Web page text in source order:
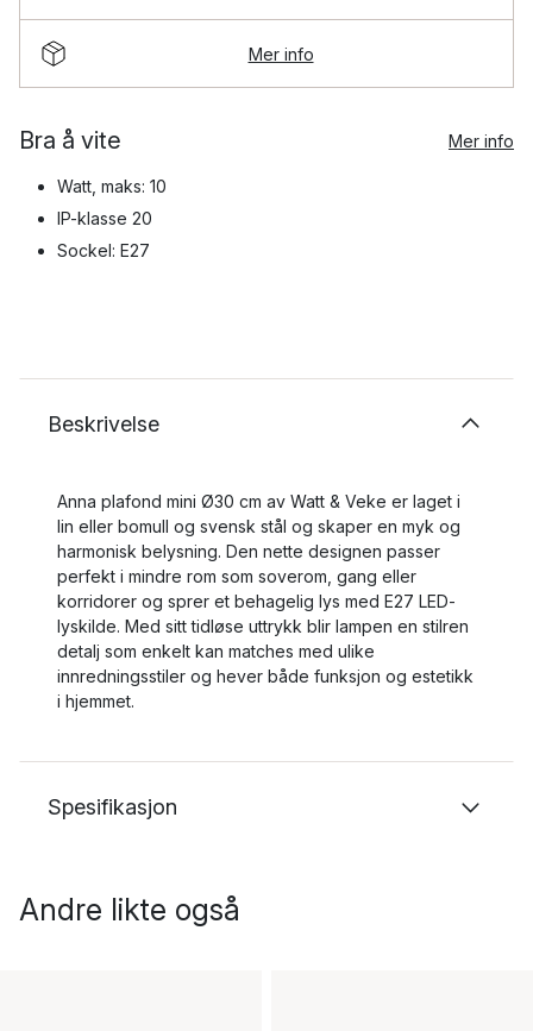
Mer info
Bra å vite Mer info
Watt, maks: 10
IP-klasse 20
Sockel: E27
Beskrivelse
Anna plafond mini Ø30 cm av Watt & Veke er laget i
lin eller bomull og svensk stål og skaper en myk og
harmonisk belysning. Den nette designen passer
perfekt i mindre rom som soverom, gang eller
korridorer og sprer et behagelig lys med E27 LED-
lyskilde. Med sitt tidløse uttrykk blir lampen en stilren
detalj som enkelt kan matches med ulike
innredningsstiler og hever både funksjon og estetikk
i hjemmet.
Spesifikasjon
Andre likte også